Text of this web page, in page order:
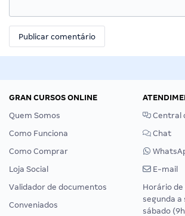
GRAN CURSOS ONLINE
Quem Somos
Como Funciona
Como Comprar
Loja Social
Validador de documentos
Conveniados
Central
Chat
E-mail
Horário
segunda a
sábado